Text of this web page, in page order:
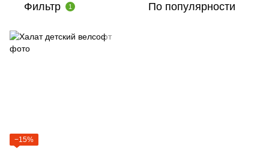
Фильтр 1 По популярности
−15%